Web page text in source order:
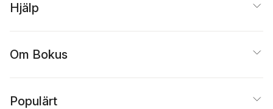
Hjälp
Om Bokus
Populärt